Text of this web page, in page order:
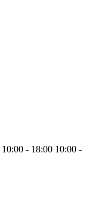
10:00 - 18:00 10:00 -